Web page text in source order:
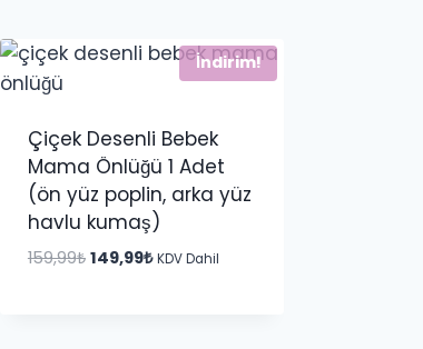
İndirim!
Çiçek Desenli Bebek
Mama Önlüğü 1 Adet
(ön yüz poplin, arka yüz
havlu kumaş)
159,99₺ Orijinal
149,99₺Şu
KDV Dahil